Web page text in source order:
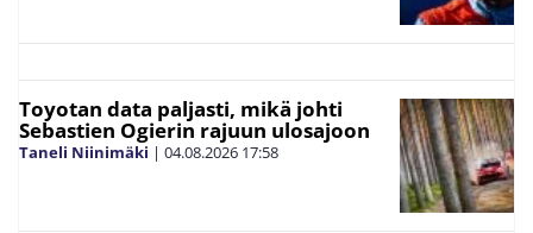
Toyotan data paljasti, mikä johti
Sebastien Ogierin rajuun ulosajoon
Taneli Niinimäki | 04.08.2026 17:58